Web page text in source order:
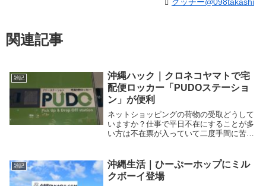
グッチー@098takashi
関連記事
雑記
沖縄ハック｜クロネコヤマトで宅
配便ロッカー「PUDOステーショ
ン」が便利
ネットショッピングの荷物の受取どうして
いますか？仕事で平日不在にすることが多
い方は不在票が入っていて二度手間に苦労
ション」通販を多く利用する方は必見で
す。
雑記
沖縄生活｜ひーぷーホップにミル
クボーイ登場